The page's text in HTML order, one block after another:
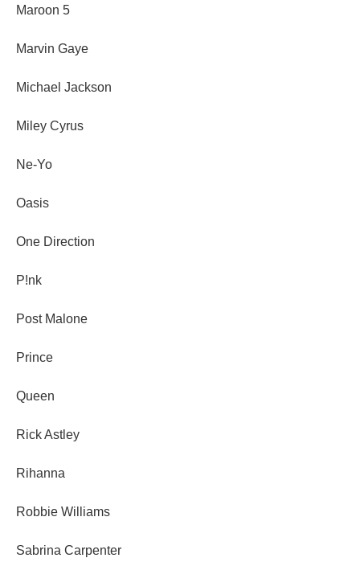
Maroon 5
Marvin Gaye
Michael Jackson
Miley Cyrus
Ne-Yo
Oasis
One Direction
P!nk
Post Malone
Prince
Queen
Rick Astley
Rihanna
Robbie Williams
Sabrina Carpenter